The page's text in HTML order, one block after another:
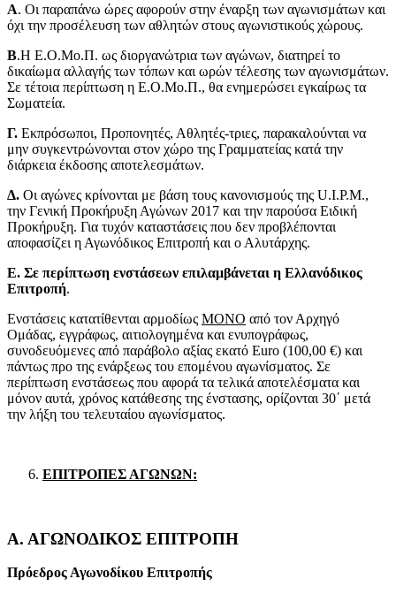
Α. Οι παραπάνω ώρες αφορούν στην έναρξη των αγωνισμάτων και
όχι την προσέλευση των αθλητών στους αγωνιστικούς χώρους.
Β.Η Ε.Ο.Μο.Π. ως διοργανώτρια των αγώνων, διατηρεί το
δικαίωμα αλλαγής των τόπων και ωρών τέλεσης των αγωνισμάτων.
Σε τέτοια περίπτωση η Ε.Ο.Μο.Π., θα ενημερώσει εγκαίρως τα
Σωματεία.
Γ. Εκπρόσωποι, Προπονητές, Αθλητές-τριες, παρακαλούνται να
μην συγκεντρώνονται στον χώρο της Γραμματείας κατά την
διάρκεια έκδοσης αποτελεσμάτων.
Δ. Οι αγώνες κρίνονται με βάση τους κανονισμούς της U.I.P.M.,
την Γενική Προκήρυξη Αγώνων 2017 και την παρούσα Ειδική
Προκήρυξη. Για τυχόν καταστάσεις που δεν προβλέπονται
αποφασίζει η Αγωνόδικος Επιτροπή και ο Αλυτάρχης.
Ε. Σε περίπτωση ενστάσεων επιλαμβάνεται η Ελλανόδικος
Επιτροπή.
Ενστάσεις κατατίθενται αρμοδίως ΜΟΝΟ από τον Αρχηγό
Ομάδας, εγγράφως, αιτιολογημένα και ενυπογράφως,
συνοδευόμενες από παράβολο αξίας εκατό Euro (100,00 €) και
πάντως προ της ενάρξεως του επομένου αγωνίσματος. Σε
περίπτωση ενστάσεως που αφορά τα τελικά αποτελέσματα και
μόνον αυτά, χρόνος κατάθεσης της ένστασης, ορίζονται 30΄ μετά
την λήξη του τελευταίου αγωνίσματος.
ΕΠΙΤΡΟΠΕΣ ΑΓΩΝΩΝ:
Α. ΑΓΩΝΟΔΙΚΟΣ ΕΠΙΤΡΟΠΗ
Πρόεδρος Αγωνοδίκου Επιτροπής